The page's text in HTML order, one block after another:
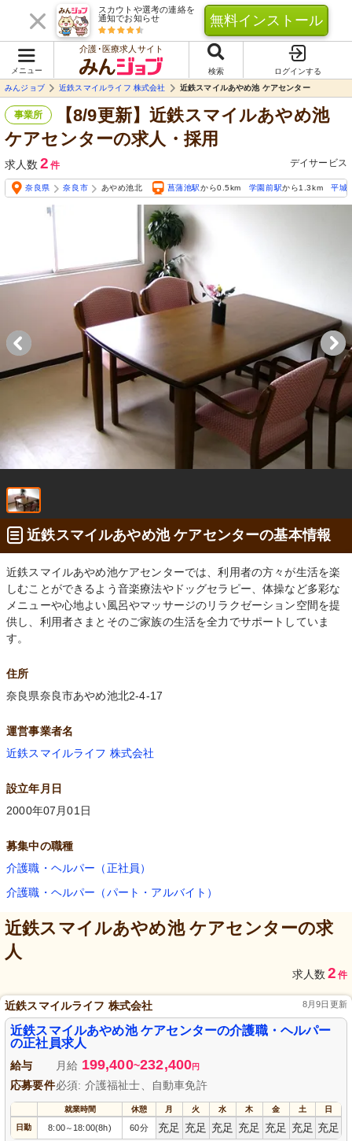
スカウトや選考の連絡を
通知でお知らせ
無料インストール
メニュー
介護･医療求人サイト
検索
ログインする
みんジョブ
近鉄スマイルライフ 株式会社 近鉄スマイルあやめ池 ケアセンター
事業所
【8/9更新】近鉄スマイルあやめ池
ケアセンターの求人・採用
求人数 2 件 デイサービス
奈良県 奈良市 あやめ池北 菖蒲池駅から0.5km 学園前駅から1.3km 平城
近鉄スマイルあやめ池 ケアセンターの基本情報
近鉄スマイルあやめ池ケアセンターでは、利用者の方々が生活を楽
しむことができるよう音楽療法やドッグセラピー、体操など多彩な
メニューや心地よい風呂やマッサージのリラクゼーション空間を提
供し、利用者さまとそのご家族の生活を全力でサポートしていま
す。
住所
奈良県奈良市あやめ池北2-4-17
運営事業者名
近鉄スマイルライフ 株式会社
設立年月日
2000年07月01日
募集中の職種
介護職・ヘルパー（正社員）
介護職・ヘルパー（パート・アルバイト）
近鉄スマイルあやめ池 ケアセンターの求
人
求人数 2 件
近鉄スマイルライフ 株式会社 8月9日更新
近鉄スマイルあやめ池 ケアセンターの介護職・ヘルパー
の正社員求人
給与 月給 199,400~232,400円
応募要件必須: 介護福祉士、自動車免許
就業時間 休憩 月 火 水 木 金 土 日
日勤 8:00～18:00(8h) 60分 充足 充足 充足 充足 充足 充足 充足